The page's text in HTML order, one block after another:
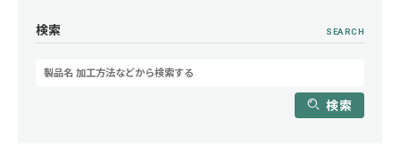
検索 SEARCH
検索